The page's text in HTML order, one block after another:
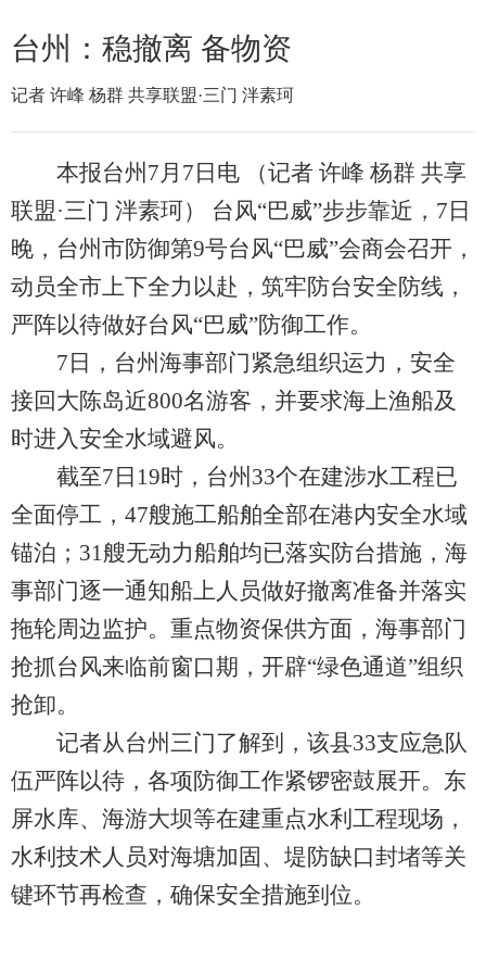
台州：稳撤离 备物资
记者 许峰 杨群 共享联盟·三门 泮素珂
本报台州7月7日电 （记者 许峰 杨群 共享
联盟·三门 泮素珂） 台风“巴威”步步靠近，7日
晚，台州市防御第9号台风“巴威”会商会召开，
动员全市上下全力以赴，筑牢防台安全防线，
严阵以待做好台风“巴威”防御工作。
7日，台州海事部门紧急组织运力，安全
接回大陈岛近800名游客，并要求海上渔船及
时进入安全水域避风。
截至7日19时，台州33个在建涉水工程已
全面停工，47艘施工船舶全部在港内安全水域
锚泊；31艘无动力船舶均已落实防台措施，海
事部门逐一通知船上人员做好撤离准备并落实
拖轮周边监护。重点物资保供方面，海事部门
抢抓台风来临前窗口期，开辟“绿色通道”组织
抢卸。
记者从台州三门了解到，该县33支应急队
伍严阵以待，各项防御工作紧锣密鼓展开。东
屏水库、海游大坝等在建重点水利工程现场，
水利技术人员对海塘加固、堤防缺口封堵等关
键环节再检查，确保安全措施到位。